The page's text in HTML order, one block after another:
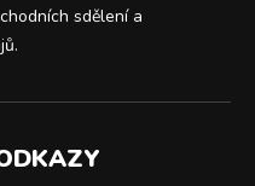
sdělení a
.